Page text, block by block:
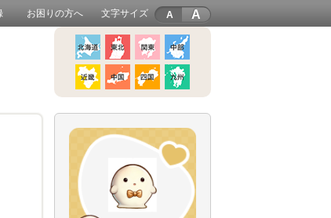
お困りの方へ 文字サイズ A